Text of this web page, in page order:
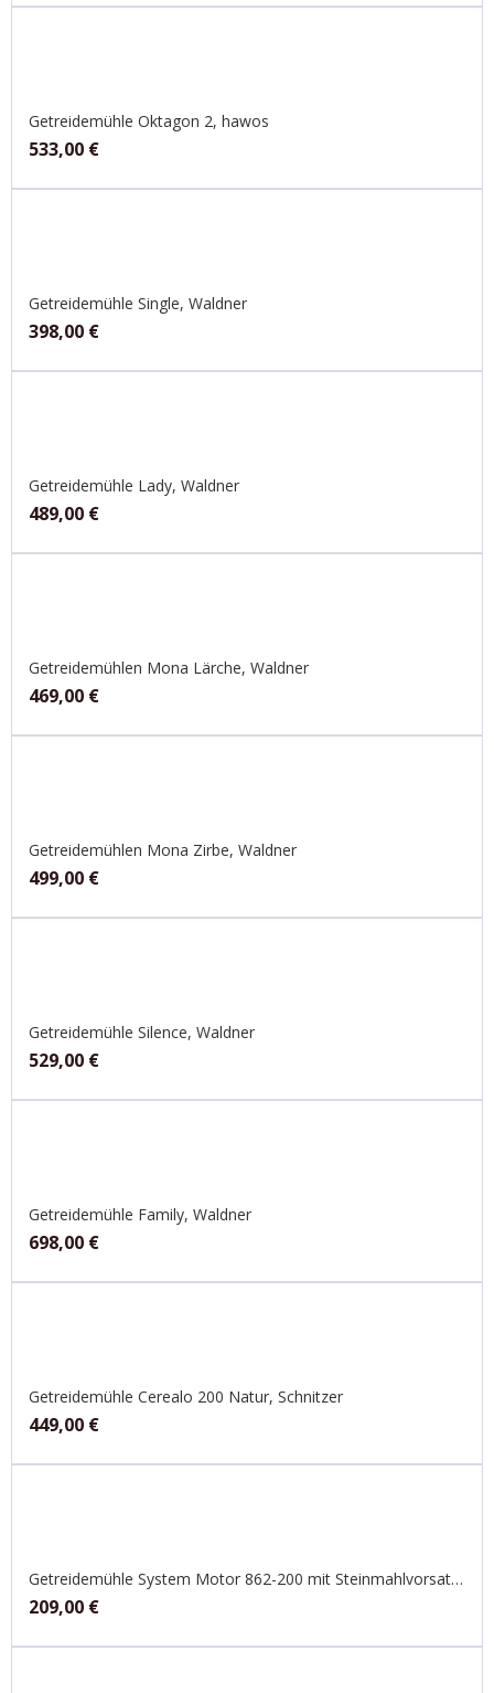
Getreidemühle Oktagon 2, hawos
533,00 €
Getreidemühle Single, Waldner
398,00 €
Getreidemühle Lady, Waldner
489,00 €
Getreidemühlen Mona Lärche, Waldner
469,00 €
Getreidemühlen Mona Zirbe, Waldner
499,00 €
Getreidemühle Silence, Waldner
529,00 €
Getreidemühle Family, Waldner
698,00 €
Getreidemühle Cerealo 200 Natur, Schnitzer
449,00 €
Getreidemühle System Motor 862-200 mit Steinmahlvorsatz, Jupiter
209,00 €